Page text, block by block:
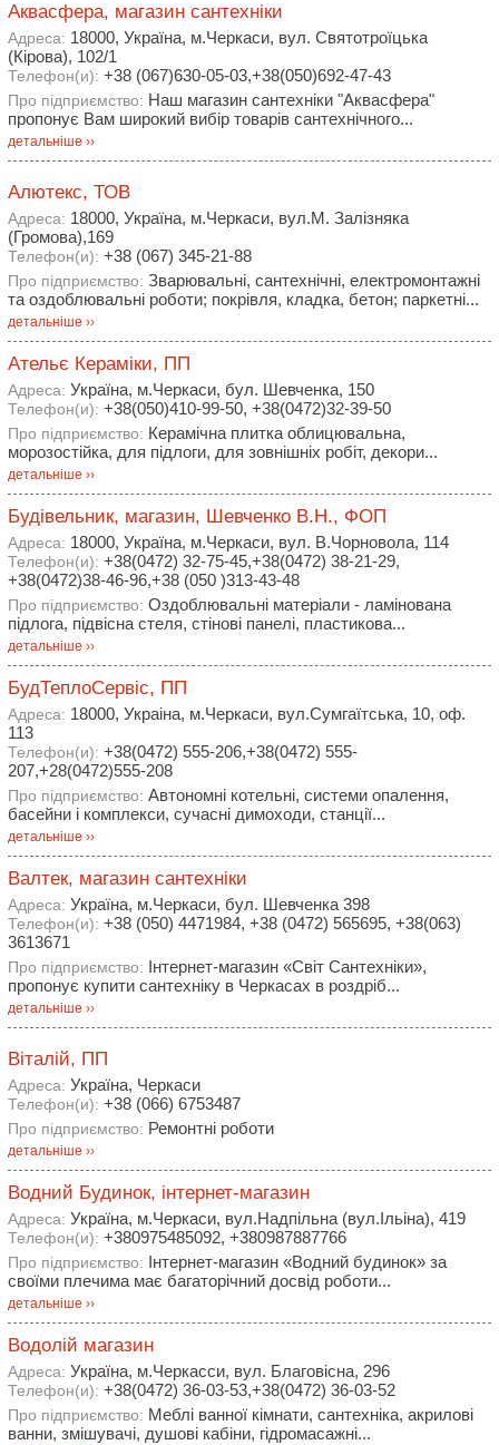
Аквасфера, магазин сантехніки
Адреса: 18000, Україна, м.Черкаси, вул. Святотроїцька
(Кірова), 102/1
Телефон(и): +38 (067)630-05-03,+38(050)692-47-43
Про підприємство: Наш магазин сантехніки "Аквасфера"
пропонує Вам широкий вибір товарів сантехнічного...
детальніше ››
Алютекс, ТОВ
Адреса: 18000, Україна, м.Черкаси, вул.М. Залізняка
(Громова),169
Телефон(и): +38 (067) 345-21-88
Про підприємство: Зварювальні, сантехнічні, електромонтажні
та оздоблювальні роботи; покрівля, кладка, бетон; паркетні...
детальніше ››
Ательє Кераміки, ПП
Адреса: Україна, м.Черкаси, бул. Шевченка, 150
Телефон(и): +38(050)410-99-50, +38(0472)32-39-50
Про підприємство: Керамічна плитка облицювальна,
морозостійка, для підлоги, для зовнішніх робіт, декори...
детальніше ››
Будівельник, магазин, Шевченко В.Н., ФОП
Адреса: 18000, Україна, м.Черкаси, вул. В.Чорновола, 114
Телефон(и): +38(0472) 32-75-45,+38(0472) 38-21-29,
+38(0472)38-46-96,+38 (050 )313-43-48
Про підприємство: Оздоблювальні матеріали - ламінована
підлога, підвісна стеля, стінові панелі, пластикова...
детальніше ››
БудТеплоСервіс, ПП
Адреса: 18000, Украіна, м.Черкаси, вул.Сумгаїтська, 10, оф.
113
Телефон(и): +38(0472) 555-206,+38(0472) 555-
207,+28(0472)555-208
Про підприємство: Автономні котельні, системи опалення,
басейни і комплекси, сучасні димоходи, станції...
детальніше ››
Валтек, магазин сантехніки
Адреса: Україна, м.Черкаси, бул. Шевченка 398
Телефон(и): +38 (050) 4471984, +38 (0472) 565695, +38(063)
3613671
Про підприємство: Інтернет-магазин «Світ Сантехніки»,
пропонує купити сантехніку в Черкасах в роздріб...
детальніше ››
Віталій, ПП
Адреса: Україна, Черкаси
Телефон(и): +38 (066) 6753487
Про підприємство: Ремонтні роботи
детальніше ››
Водний Будинок, інтернет-магазин
Адреса: Україна, м.Черкаси, вул.Надпільна (вул.Ільіна), 419
Телефон(и): +380975485092, +380987887766
Про підприємство: Інтернет-магазин «Водний будинок» за
своїми плечима має багаторічний досвід роботи...
детальніше ››
Водолій магазин
Адреса: Україна, м.Черкасси, вул. Благовісна, 296
Телефон(и): +38(0472) 36-03-53,+38(0472) 36-03-52
Про підприємство: Меблі ванної кімнати, сантехніка, акрилові
ванни, змішувачі, душові кабіни, гідромасажні...